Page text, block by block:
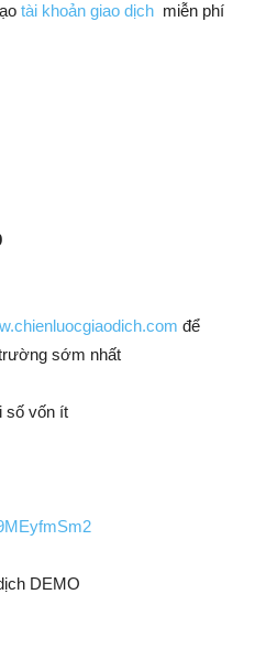
tài khoản giao dịch miễn phí
để
sớm nhất
số vốn ít
DEMO